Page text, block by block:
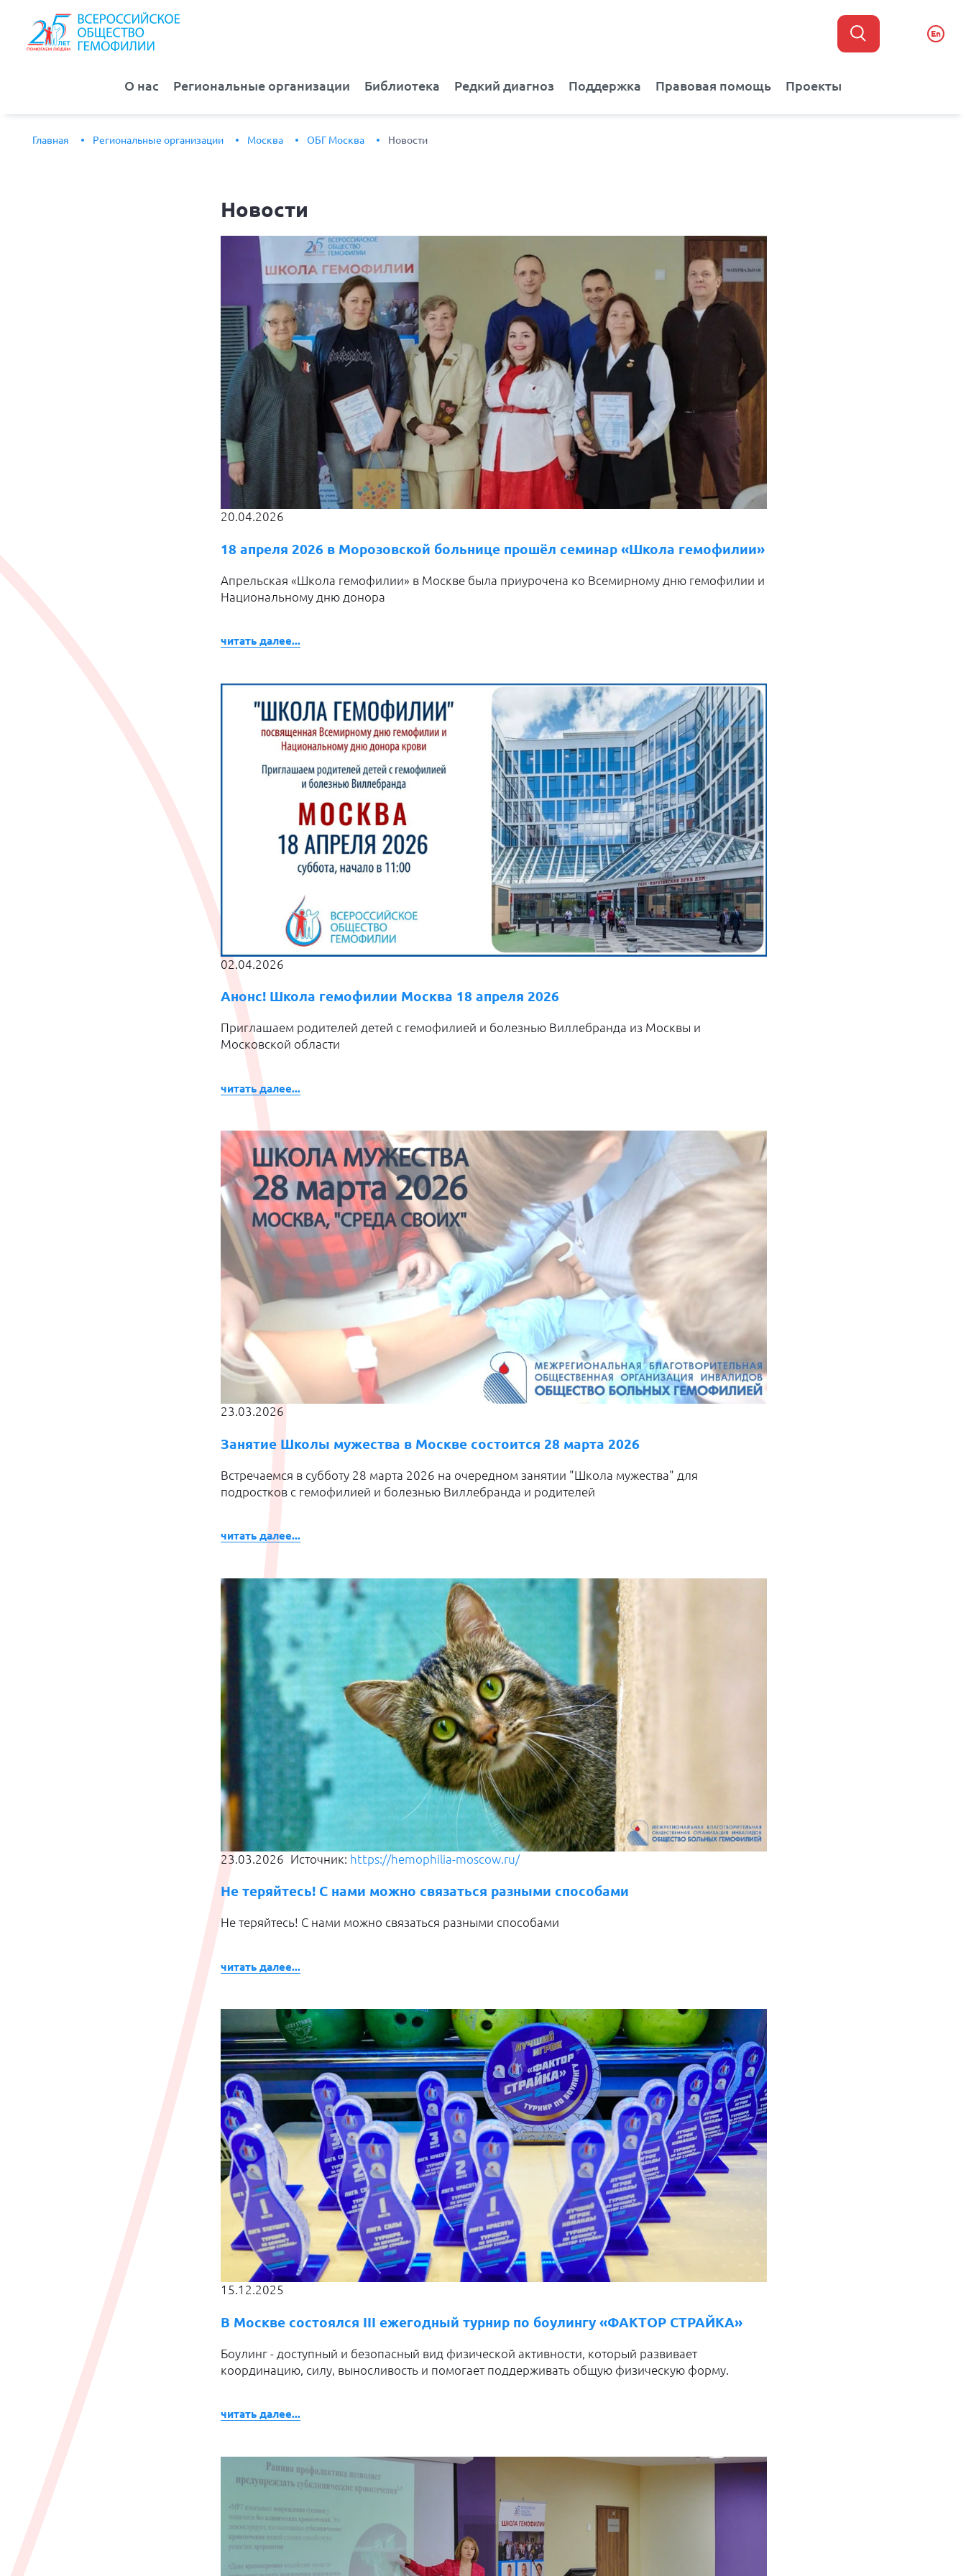
En
О нас Региональные организации Библиотека Редкий диагноз Поддержка Правовая помощь Проекты
Главная Региональные организации Москва ОБГ Москва Новости
Новости
20.04.2026
18 апреля 2026 в Морозовской больнице прошёл семинар «Школа гемофилии»
Апрельская «Школа гемофилии» в Москве была приурочена ко Всемирному дню гемофилии и
Национальному дню донора
читать далее...
02.04.2026
Анонс! Школа гемофилии Москва 18 апреля 2026
Приглашаем родителей детей с гемофилией и болезнью Виллебранда из Москвы и
Московской области
читать далее...
23.03.2026
Занятие Школы мужества в Москве состоится 28 марта 2026
Встречаемся в субботу 28 марта 2026 на очередном занятии "Школа мужества" для
подростков с гемофилией и болезнью Виллебранда и родителей
читать далее...
23.03.2026 Источник: https://hemophilia-moscow.ru/
Не теряйтесь! С нами можно связаться разными способами
Не теряйтесь! С нами можно связаться разными способами
читать далее...
15.12.2025
В Москве состоялся III ежегодный турнир по боулингу «ФАКТОР СТРАЙКА»
Боулинг - доступный и безопасный вид физической активности, который развивает
координацию, силу, выносливость и помогает поддерживать общую физическую форму.
читать далее...